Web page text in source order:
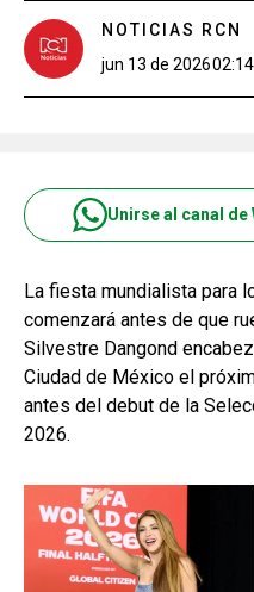
NOTICIAS RCN
jun 13 de 2026
Unirse al canal de
La fiesta mundialista para
comenzará antes de que
Silvestre Dangond
Ciudad de México el
antes del debut de la
2026.